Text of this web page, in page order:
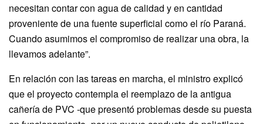
necesitan contar con agua de calidad y en cantidad
proveniente de una fuente superficial como el río Paraná.
Cuando asumimos el compromiso de realizar una obra, la
llevamos adelante”.
En relación con las tareas en marcha, el ministro explicó
que el proyecto contempla el reemplazo de la antigua
cañería de PVC -que presentó problemas desde su puesta